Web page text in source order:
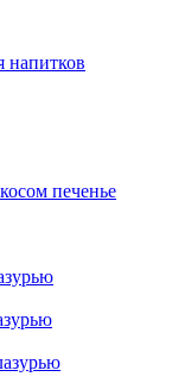
напитков
печенье